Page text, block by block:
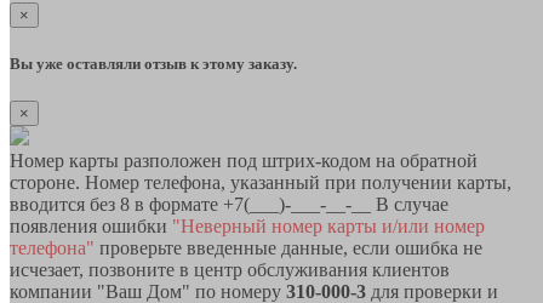
×
Вы уже оставляли отзыв к этому заказу.
×
Номер карты разположен под штрих-кодом на обратной
стороне. Номер телефона, указанный при получении карты,
вводится без 8 в формате +7(___)-___-__-__ В случае
появления ошибки "Неверный номер карты и/или номер
телефона" проверьте введенные данные, если ошибка не
исчезает, позвоните в центр обслуживания клиентов
компании "Ваш Дом" по номеру 310-000-3 для проверки и